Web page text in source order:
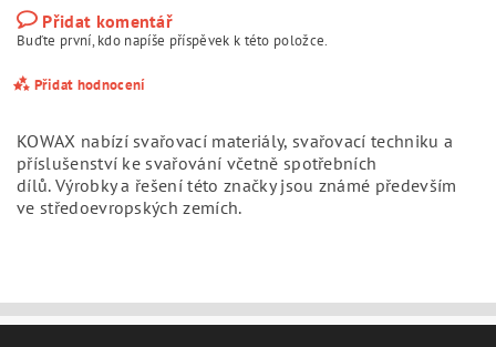
Přidat komentář
Buďte první, kdo napíše příspěvek k této položce.
Přidat hodnocení
KOWAX nabízí svařovací materiály, svařovací techniku a
příslušenství ke svařování včetně spotřebních
dílů.Výrobky a řešení této značky jsou známé především
ve středoevropských zemích.